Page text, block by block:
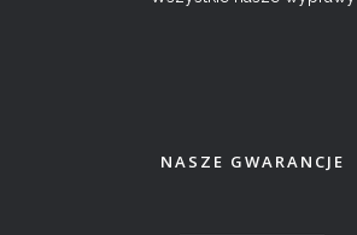
NASZE GWARANCJE